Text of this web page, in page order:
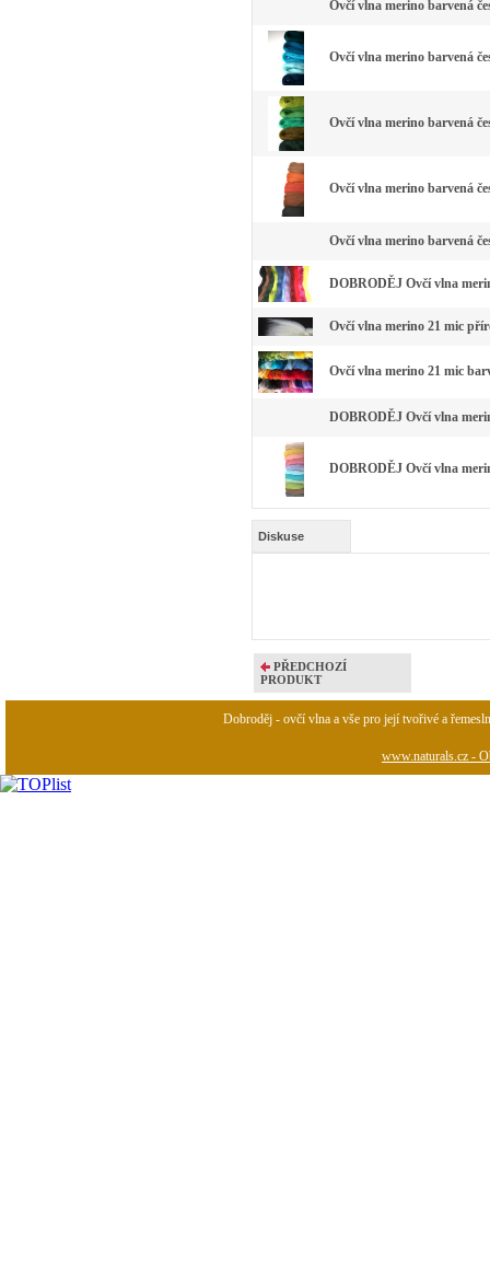
Ovčí vlna merino barvená
Ovčí vlna merino barvená
Ovčí vlna merino barvená
Ovčí vlna merino barvená
Ovčí vlna merino barvená
DOBRODĚJ Ovčí vlna
Ovčí vlna merino 21 mic
Ovčí vlna merino 21 mic
DOBRODĚJ Ovčí vlna
DOBRODĚJ Ovčí vlna
Diskuse
PŘEDCHOZÍ
PRODUKT
Dobroděj - ovčí vlna a vše pro její tvořivé a
www.naturals.cz -